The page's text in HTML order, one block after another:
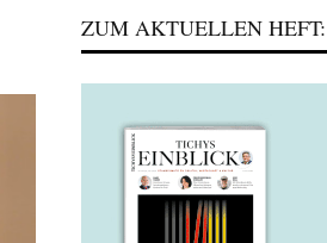
ZUM AKTUELLEN HEFT: